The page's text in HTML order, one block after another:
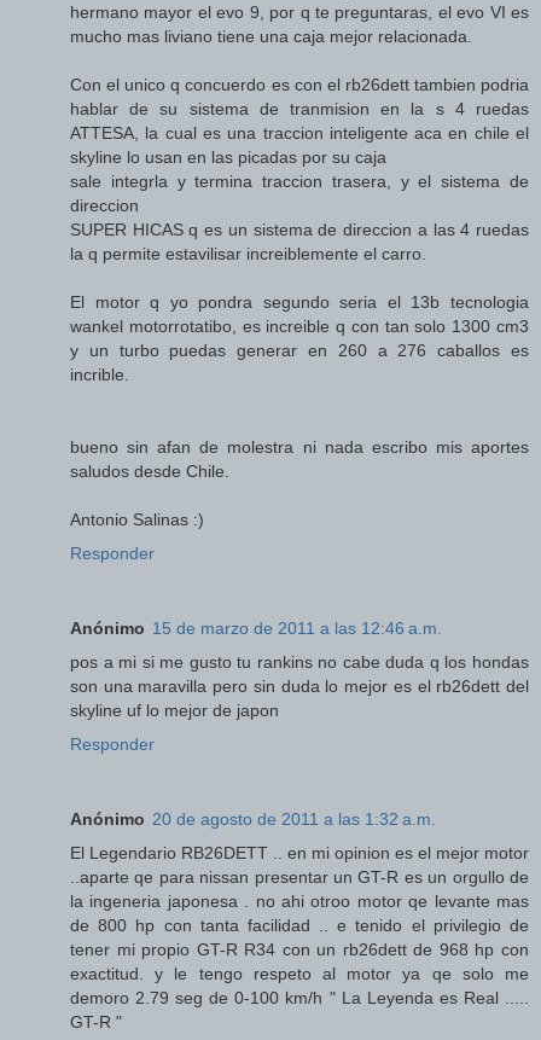
hermano mayor el evo 9, por q te preguntaras, el evo VI es
mucho mas liviano tiene una caja mejor relacionada.
Con el unico q concuerdo es con el rb26dett tambien podria
hablar de su sistema de tranmision en la s 4 ruedas
ATTESA, la cual es una traccion inteligente aca en chile el
skyline lo usan en las picadas por su caja
sale integrla y termina traccion trasera, y el sistema de
direccion
SUPER HICAS q es un sistema de direccion a las 4 ruedas
la q permite estavilisar increiblemente el carro.
El motor q yo pondra segundo seria el 13b tecnologia
wankel motorrotatibo, es increible q con tan solo 1300 cm3
y un turbo puedas generar en 260 a 276 caballos es
incrible.
bueno sin afan de molestra ni nada escribo mis aportes
saludos desde Chile.
Antonio Salinas :)
Responder
Anónimo 15 de marzo de 2011 a las 12:46 a.m.
pos a mi si me gusto tu rankins no cabe duda q los hondas
son una maravilla pero sin duda lo mejor es el rb26dett del
skyline uf lo mejor de japon
Responder
Anónimo 20 de agosto de 2011 a las 1:32 a.m.
El Legendario RB26DETT .. en mi opinion es el mejor motor
..aparte qe para nissan presentar un GT-R es un orgullo de
la ingeneria japonesa . no ahi otroo motor qe levante mas
de 800 hp con tanta facilidad .. e tenido el privilegio de
tener mi propio GT-R R34 con un rb26dett de 968 hp con
exactitud. y le tengo respeto al motor ya qe solo me
demoro 2.79 seg de 0-100 km/h " La Leyenda es Real .....
GT-R "